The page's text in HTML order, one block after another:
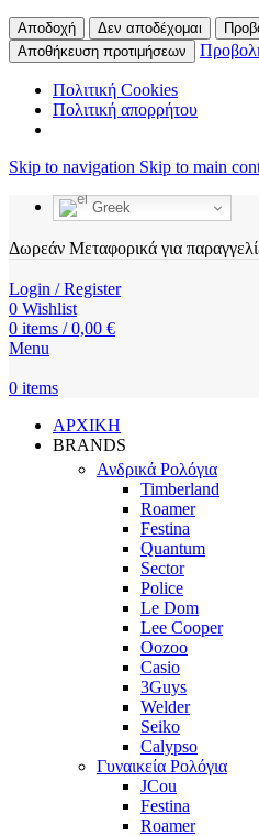
Αποδοχή Δεν αποδέχομαι
Αποθήκευση προτιμήσεων
Πολιτική Cookies
Πολιτική απορρήτου
Skip to navigation Skip to main
Greek
Δωρεάν Μεταφορικά για
Login / Register
0 Wishlist
0 items / 0,00 €
Menu
0 items
ΑΡΧΙΚΗ
BRANDS
Ανδρικά Ρολόγια
Timberland
Roamer
Festina
Quantum
Sector
Police
Le Dom
Lee Cooper
Oozoo
Casio
3Guys
Welder
Seiko
Calypso
Γυναικεία Ρολόγια
JCou
Festina
Roamer